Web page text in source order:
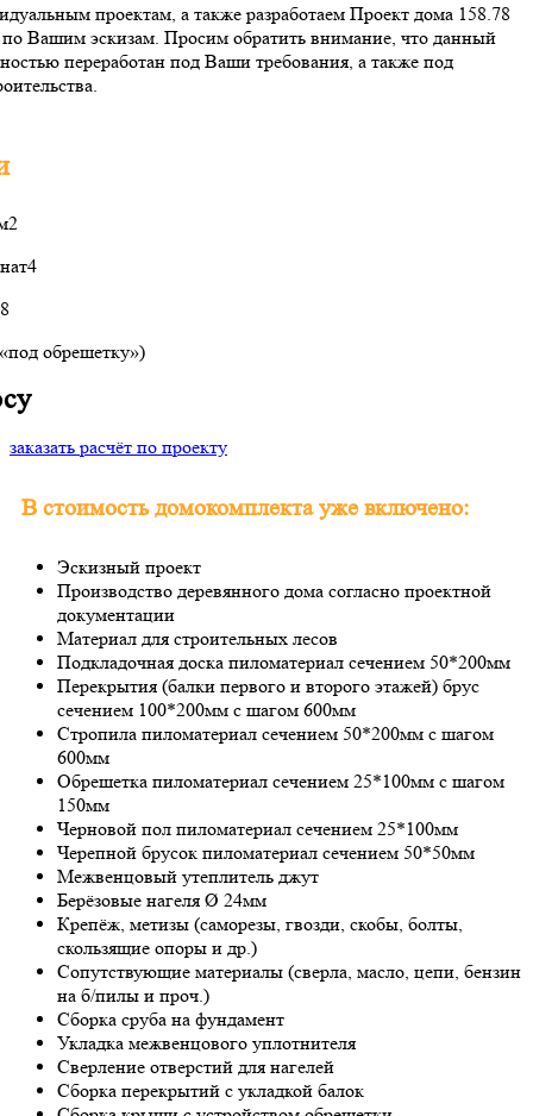
проектам, а также разработаем Проект дома 158.78
Вашим эскизам. Просим обратить внимание, что данный
переработан под Ваши требования, а также под
4
обрешетку»)
заказать расчёт по проекту
В стоимость домокомплекта уже включено:
Эскизный проект
Производство деревянного дома согласно проектной
документации
Материал для строительных лесов
Подкладочная доска пиломатериал сечением 50*200мм
Перекрытия (балки первого и второго этажей) брус
сечением 100*200мм с шагом 600мм
Стропила пиломатериал сечением 50*200мм с шагом
600мм
Обрешетка пиломатериал сечением 25*100мм с шагом
150мм
Черновой пол пиломатериал сечением 25*100мм
Черепной брусок пиломатериал сечением 50*50мм
Межвенцовый утеплитель джут
Берёзовые нагеля Ø 24мм
Крепёж, метизы (саморезы, гвозди, скобы, болты,
скользящие опоры и др.)
Сопутствующие материалы (сверла, масло, цепи, бензин
на б/пилы и проч.)
Сборка сруба на фундамент
Укладка межвенцового уплотнителя
Сверление отверстий для нагелей
Сборка перекрытий с укладкой балок